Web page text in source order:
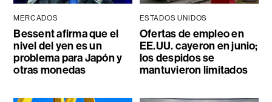
MERCADOS
Bessent afirma que el
nivel del yen es un
problema para Japón y
otras monedas
ESTADOS UNIDOS
Ofertas de empleo en
EE.UU. cayeron en junio;
los despidos se
mantuvieron limitados